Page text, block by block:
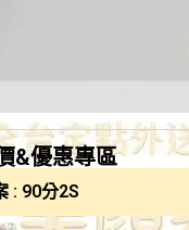
&優惠專區
: 90分2S